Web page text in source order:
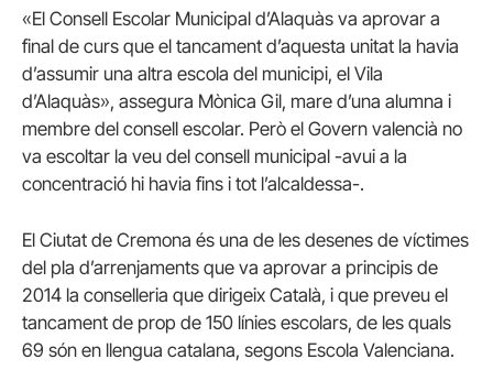
«El Consell Escolar Municipal d’Alaquàs va aprovar a
final de curs que el tancament d’aquesta unitat la havia
d’assumir una altra escola del municipi, el Vila
d’Alaquàs», assegura Mònica Gil, mare d’una alumna i
membre del consell escolar. Però el Govern valencià no
va escoltar la veu del consell municipal -avui a la
concentració hi havia fins i tot l’alcaldessa-.
El Ciutat de Cremona és una de les desenes de víctimes
del pla d’arrenjaments que va aprovar a principis de
2014 la conselleria que dirigeix Català, i que preveu el
tancament de prop de 150 línies escolars, de les quals
69 són en llengua catalana, segons Escola Valenciana.